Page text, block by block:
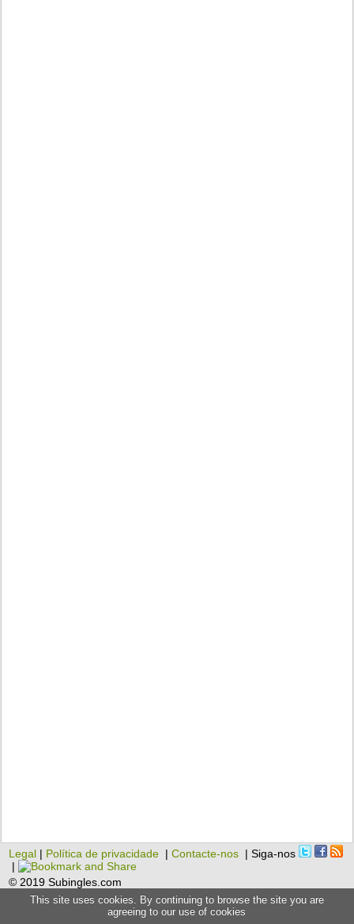
Legal | Política de privacidade |Contacte-nos | Siga-nos
|
© 2019 Subingles.com
This site uses cookies. By continuing to browse the site you are
agreeing to our use of cookies